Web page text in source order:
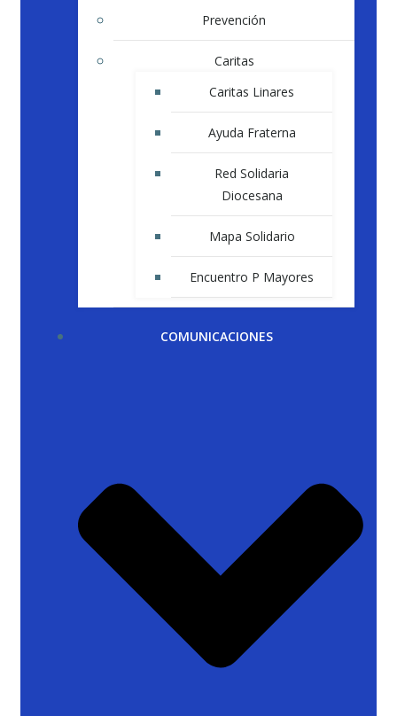
Prevención
Caritas
Caritas Linares
Ayuda Fraterna
Red Solidaria
Diocesana
Mapa Solidario
Encuentro P Mayores
COMUNICACIONES